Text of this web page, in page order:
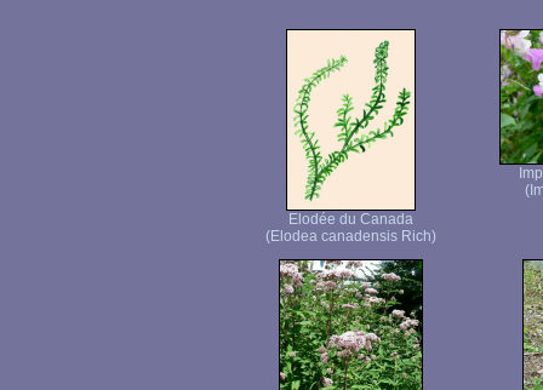
Elodée du Canada
(Elodea canadensis Rich)